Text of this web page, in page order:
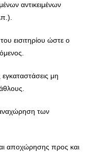
αντικειμένων
εισιτηρίου ώστε ο
μη
των
αποχώρησης προς και